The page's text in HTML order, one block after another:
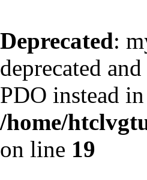
Deprecated:
deprecated
PDO instead in
/home/
on line 19